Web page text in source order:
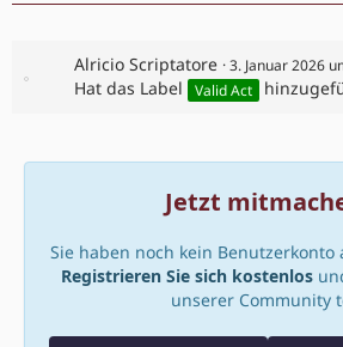
Alricio Scriptatore 3. Januar 2026
Hat das Label Valid Act
Jetzt
Sie haben noch kein Benutzerkonto
Registrieren Sie sich kostenlos
unserer Community